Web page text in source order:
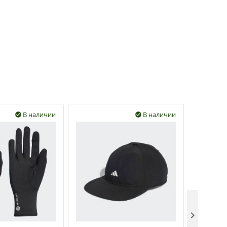
В наличии
 В наличии

